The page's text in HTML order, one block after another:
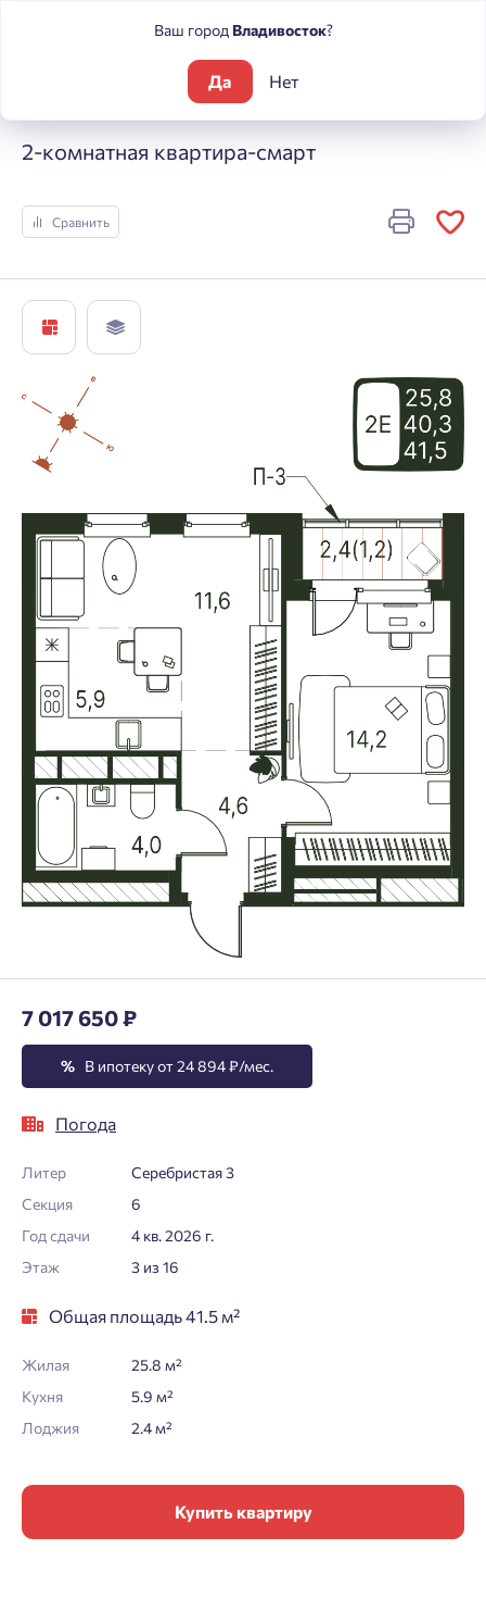
Погода
2-комнатная квартира-смарт
Сравнить
7 017 650 ₽
% В ипотеку от 24 894 ₽/мес.
Погода
Литер
Серебристая 3
Секция
6
Год сдачи
4 кв. 2026 г.
Этаж
3 из 16
Общая площадь 41.5 м²
Жилая
25.8 м²
Кухня
5.9 м²
Лоджия
2.4 м²
Купить квартиру
Ваш город Владивосток?
Да Нет